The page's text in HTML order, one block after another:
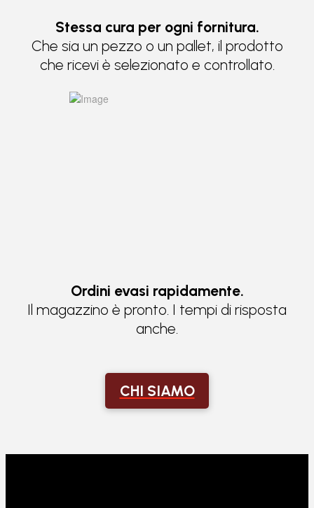
Stessa cura per ogni fornitura.
Che sia un pezzo o un pallet, il prodotto
che ricevi è selezionato e controllato.
Ordini evasi rapidamente.
Il magazzino è pronto. I tempi di risposta
anche.
CHI SIAMO